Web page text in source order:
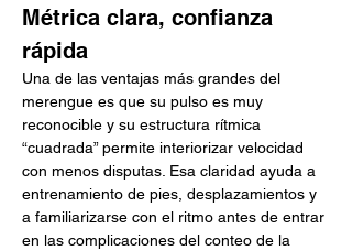
Métrica clara, confianza
rápida
Una de las ventajas más grandes del
merengue es que su pulso es muy
reconocible y su estructura rítmica
“cuadrada” permite interiorizar velocidad
con menos disputas. Esa claridad ayuda a
entrenamiento de pies, desplazamientos y
a familiarizarse con el ritmo antes de entrar
en las complicaciones del conteo de la